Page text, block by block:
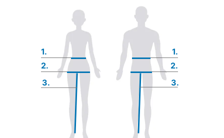
1.
1.
2.
2.
3.
3.